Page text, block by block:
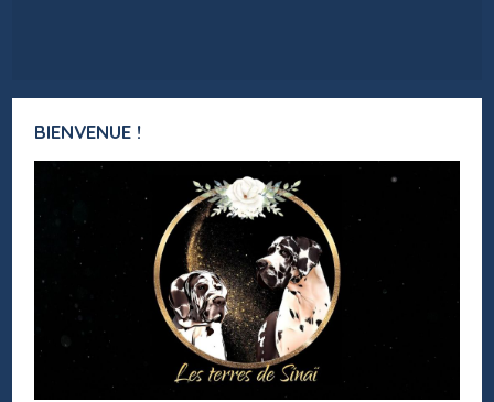
BIENVENUE !